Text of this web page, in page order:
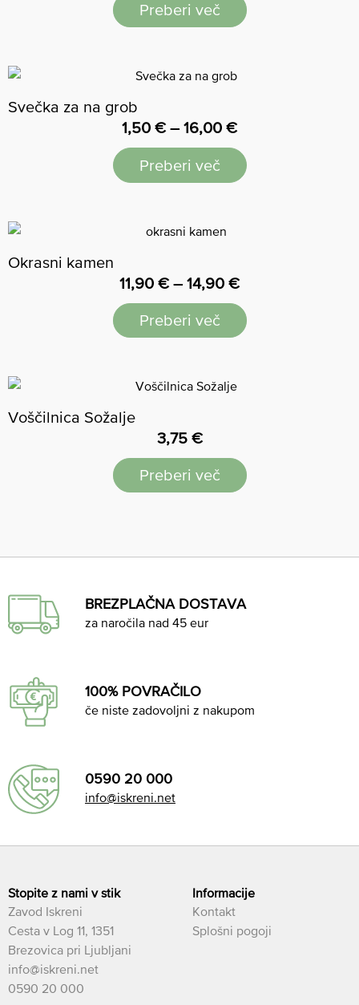
Preberi več
Svečka za na grob
1,50 € – 16,00 €
Preberi več
Okrasni kamen
11,90 € – 14,90 €
Preberi več
Voščilnica Sožalje
3,75 €
Preberi več
BREZPLAČNA DOSTAVA
za naročila nad 45 eur
100% POVRAČILO
če niste zadovoljni z nakupom
0590 20 000
info@iskreni.net
Stopite z nami v stik
Zavod Iskreni
Cesta v Log 11, 1351
Brezovica pri Ljubljani
info@iskreni.net
0590 20 000
Informacije
Kontakt
Splošni pogoji